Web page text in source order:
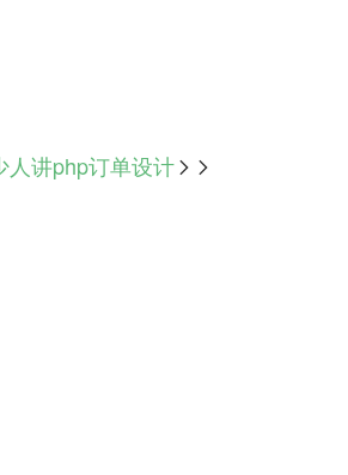
人讲php订单设计 